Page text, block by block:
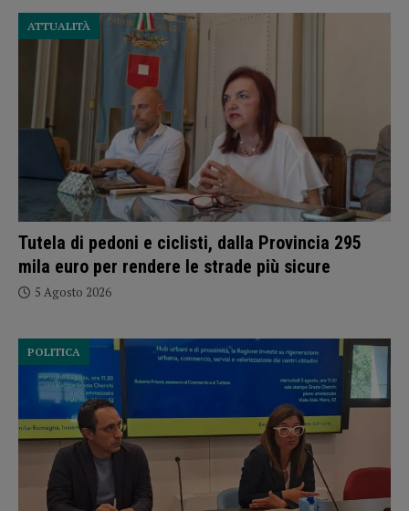
Tutela di pedoni e ciclisti, dalla Provincia 295
mila euro per rendere le strade più sicure
ATTUALITÀ
5 Agosto 2026
POLITICA